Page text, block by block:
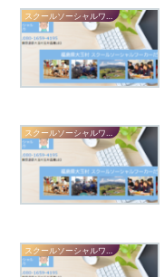
スクールソーシャルワーカーだより